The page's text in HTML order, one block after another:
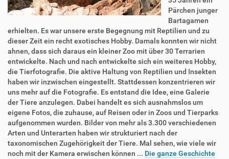
Pärchen junger
Bartagamen
erhielten. Es war unsere erste Begegnung mit Reptilien und zu
dieser Zeit ein recht exotisches Hobby. Damals konnten wir nicht
ahnen, dass sich daraus ein kleiner Zoo mit über 30 Terrarien
entwickelte. Nach und nach entwickelte sich ein weiteres Hobby,
die Tierfotografie. Die aktive Haltung von Reptilien und Insekten
haben wir inzwischen eingestellt. Stattdessen konzentrieren wir
uns mehr auf die Fotografie. Es entstand die Idee, eine Galerie
der Tiere anzulegen. Dabei handelt es sich ausnahmslos um
eigene Fotos, die zuhause, auf Reisen oder in Zoos und Tierparks
aufgenommen wurden. Bilder von mehr als 3.300 verschiedenen
Arten und Unterarten haben wir strukturiert nach der
taxonomischen Zugehörigkeit der Tiere. Mal sehen, wie viele wir
noch mit der Kamera erwischen können ... Die ganze Geschichte